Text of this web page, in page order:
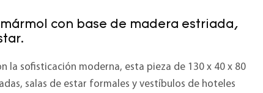
con base de madera estriada,
la sofisticación moderna, esta pieza de 130 x 40 x 80
salas de estar formales y vestíbulos de hoteles